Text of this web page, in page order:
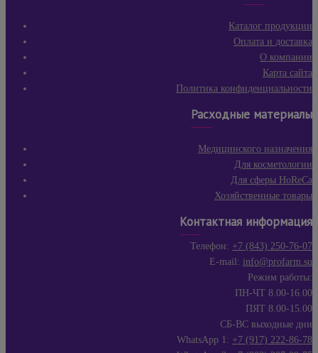
Каталог продукции
Оплата и доставка
О компании
Карта сайта
Политика конфиденциальности
Расходные материалы
Медицинского назначения
Для косметологии
Для сферы HoReCa
Хозяйственные товары
Контактная информация
Телефон: +7 (843) 250-76-07
E-mail: info@profarm.su
Режим работы:
ПН-ЧТ 8.00-16.00
ПЯТ 8.00-15.00
СБ-ВС выходные дни
WhatsApp 1: +7 (917) 222-86-78